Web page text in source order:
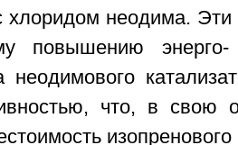
хлоридом неодима.
повышению
неодимового
что, в свою
изопренового